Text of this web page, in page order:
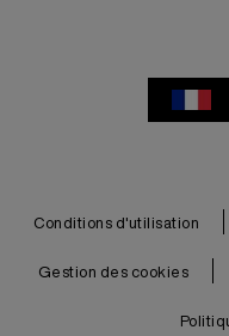
Conditions d'utilisation
Gestion des cookies